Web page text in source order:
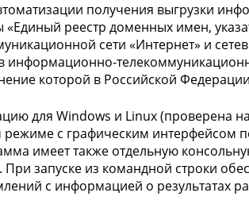
получения выгрузки
реестр доменных имен,
сети «Интернет» и
информационно-
которой в Российской
для Windows и Linux (проверена
режиме с графическим интерфейсом
имеет также отдельную
При запуске из командной строки
с информацией о результатах